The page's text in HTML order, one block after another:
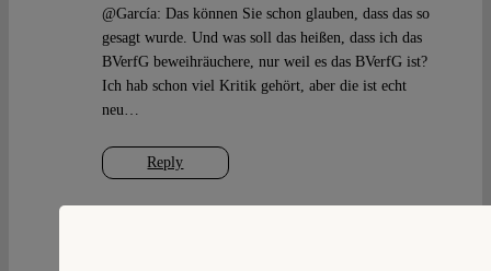
Reply
@García: Das können Sie schon glauben, dass das so
gesagt wurde. Und was soll das heißen, dass ich das
BVerfG beweihräuchere, nur weil es das BVerfG ist?
Ich hab schon viel Kritik gehört, aber die ist echt
neu…